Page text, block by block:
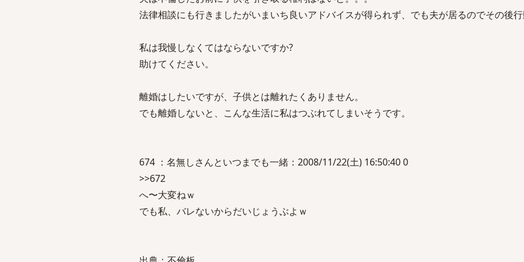
法律相談にも行きましたがいまいち良いアドバイスが得られず、でも夫が居るのでその後行
私は我慢しなくてはならないですか?
助けてください。
離婚はしたいですが、子供とは離れたくありません。
でも離婚しないと、こんな生活に私はつぶれてしまいそうです。
674 ：名無しさんといつまでも一緒：2008/11/22(土) 16:50:40 0
>>672
へ〜大変ねｗ
でも私、バレないからだいじょうぶよｗ